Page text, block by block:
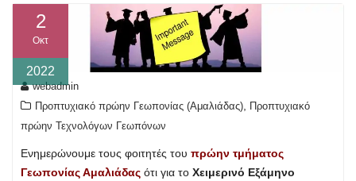
2
Οκτ
2022
webadmin
Προπτυχιακό πρώην Γεωπονίας (Αμαλιάδας)
Προπτυχιακό
πρώην Τεχνολόγων Γεωπόνων
Ενημερώνουμε τους φοιτητές του πρώην τμήματος
Γεωπονίας Αμαλιάδας ότι για το Χειμερινό Εξάμηνο